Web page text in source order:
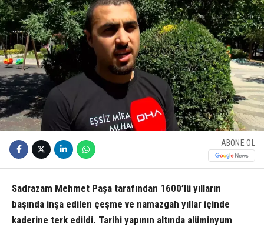
ABONE OL
Sadrazam Mehmet Paşa tarafından 1600’lü yılların
başında inşa edilen çeşme ve namazgah yıllar içinde
kaderine terk edildi. Tarihi yapının altında alüminyum